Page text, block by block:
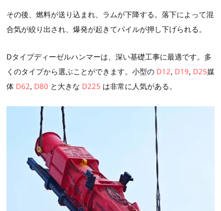
その後、燃料が送り込まれ、ラムが下降する。落下によって混
合気が絞り出され、爆発が起きてパイルが押し下げられる。
Dタイプディーゼルハンマーは、深い基礎工事に最適です。多
くのタイプから選ぶことができます。小型の D12, D19, D25媒
体 D62, D80 と大きな D225 は非常に人気がある。